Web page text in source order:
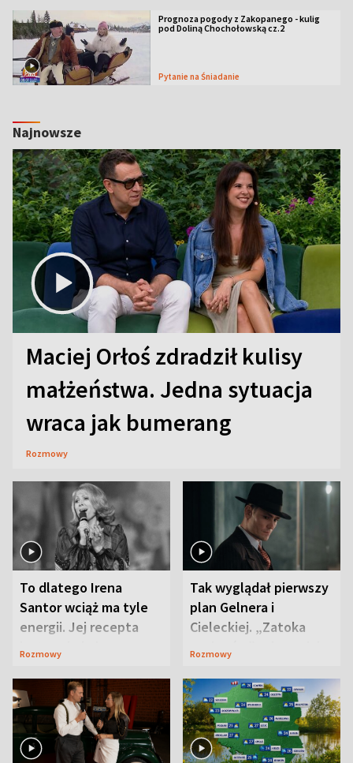
Prognoza pogody z Zakopanego - kulig
pod Doliną Chochołowską cz.2
Pytanie na Śniadanie
Najnowsze
Maciej Orłoś zdradził kulisy
małżeństwa. Jedna sytuacja
wraca jak bumerang
Rozmowy
To dlatego Irena
Santor wciąż ma tyle
energii. Jej recepta
jest zaskakująco
Rozmowy
Tak wyglądał pierwszy
plan Gelnera i
Cieleckiej. „Zatoka
szpiegów” od razu ich
Rozmowy